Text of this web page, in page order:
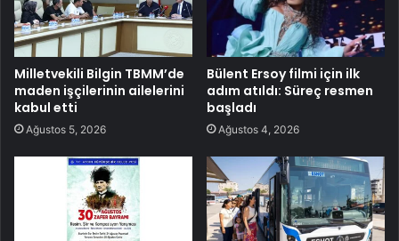
Milletvekili Bilgin TBMM’de
maden işçilerinin ailelerini
kabul etti
Ağustos 5, 2026
Bülent Ersoy filmi için ilk
adım atıldı: Süreç resmen
başladı
Ağustos 4, 2026